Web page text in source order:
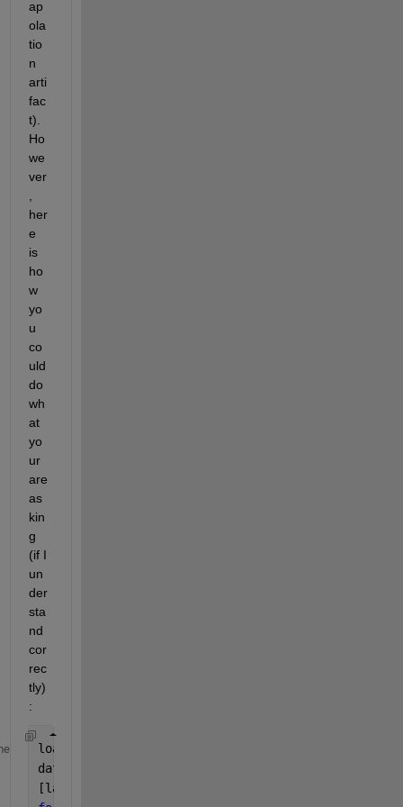
ap
ola
tio
n
arti
fac
t).
Ho
we
ver
,
her
e
is
ho
w
yo
u
co
uld
do
wh
at
yo
ur
are
as
kin
g
(if I
un
der
sta
nd
cor
rec
tly)
:
load(
data = cell2mat(POFDE);
[lat,lon] =